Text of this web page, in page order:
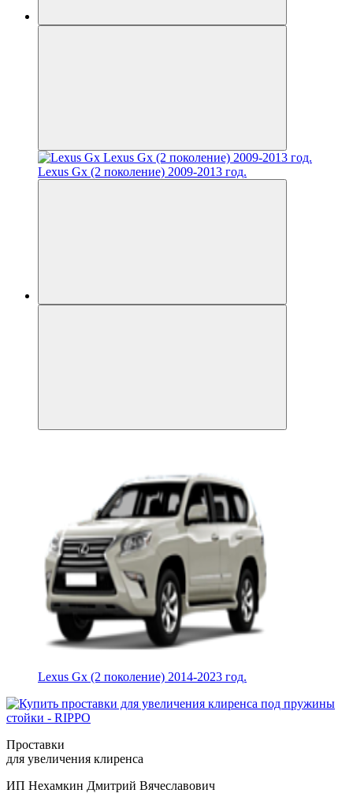
Lexus Gx (2 поколение) 2009-2013 год.
Lexus Gx (2 поколение) 2014-2023 год.
Проставки
для увеличения клиренса
ИП Нехамкин Дмитрий Вячеславович